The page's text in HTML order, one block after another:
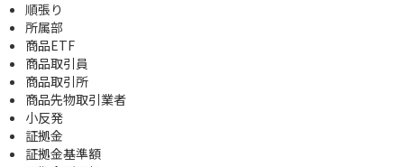
順張り
所属部
商品ETF
商品取引員
商品取引所
商品先物取引業者
小反発
証拠金
証拠金基準額